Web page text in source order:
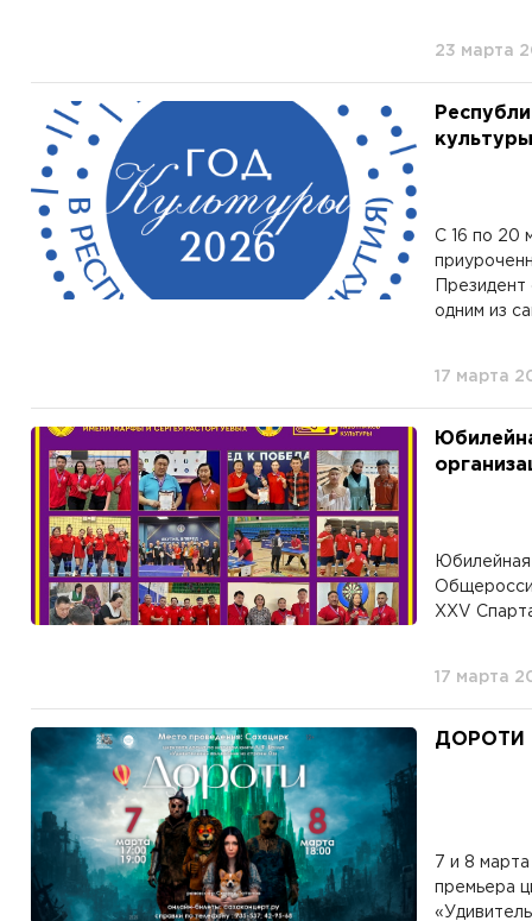
23 марта
С 16 по 20
одним из
17 марта
Юбилейная
XXV
17 марта
ДОРОТИ
7 и 8
премьера